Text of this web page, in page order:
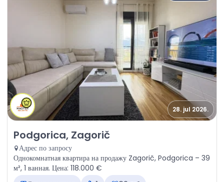
28. jul 2026.
Продажа - Квартира Podgorica, Zagorič
Podgorica, Zagorič
Адрес по запросу
Однокомнатная квартира на продажу Zagorič, Podgorica – 39
м², 1 ванная. Цена: 118.000 €